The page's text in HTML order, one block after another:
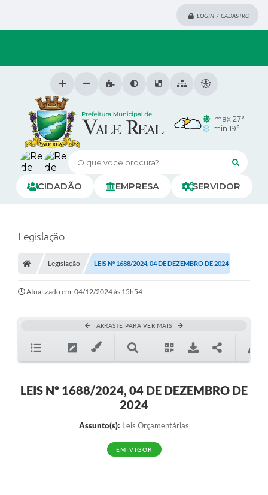
LOGIN / CADASTRO
O que voce procura?
CIDADÃO EMPRESA SERVIDOR
max 27°
min 19°
Legislação
Legislação LEIS Nº 1688/2024, 04 DE DEZEMBRO DE 2024
Atualizado em: 04/12/2024 às 15h54
ARRASTE PARA VER MAIS
LEIS Nº 1688/2024, 04 DE DEZEMBRO DE
2024
Assunto(s): Leis Orçamentárias
EM VIGOR